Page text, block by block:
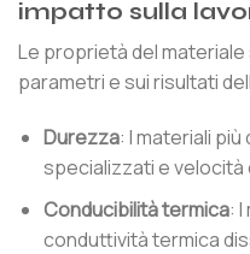
impatto sulla
Le proprietà del
parametri e sui risultati
Durezza: I materiali
specializzati e velocità
Conducibilità termica: I
conduttività termica